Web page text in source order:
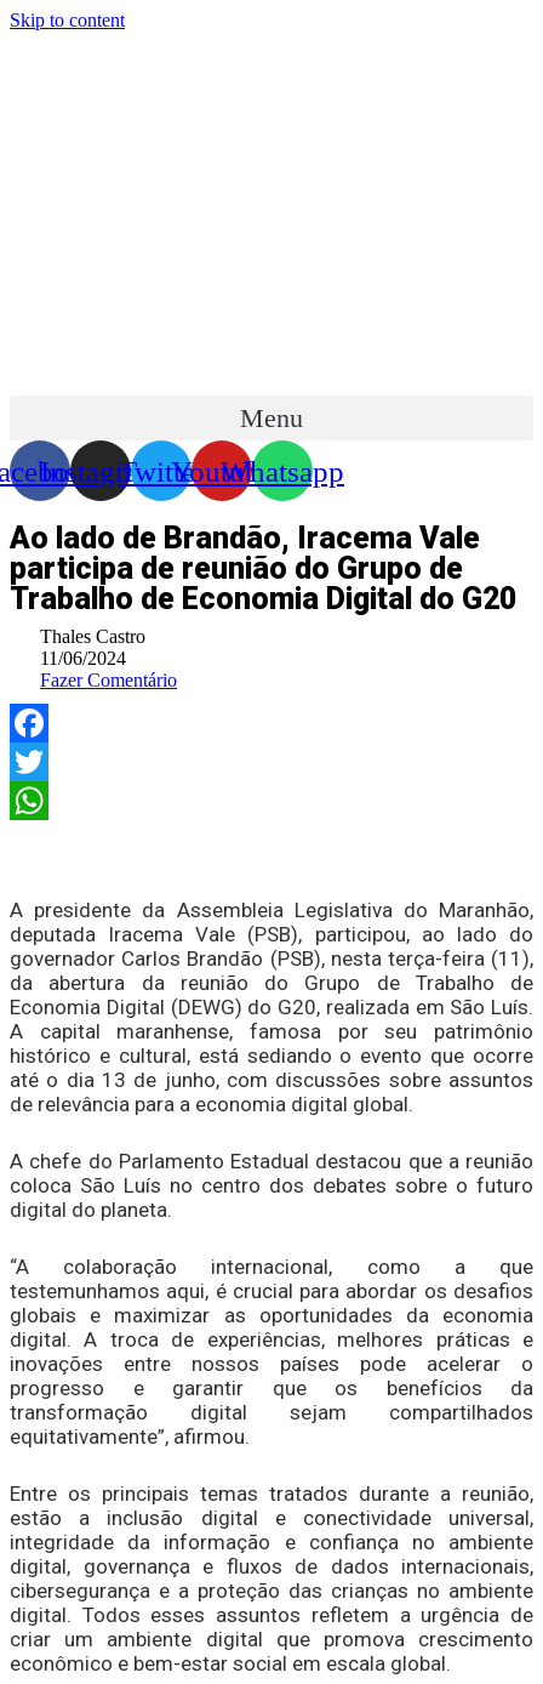
Skip to content
Menu
InstagramTwitterYoutubeWhatsapp
Ao lado de Brandão, Iracema Vale
participa de reunião do Grupo de
Trabalho de Economia Digital do G20
Thales Castro
11/06/2024
Fazer Comentário
Facebook
Twitter
A presidente da Assembleia Legislativa do Maranhão,
deputada Iracema Vale (PSB), participou, ao lado do
governador Carlos Brandão (PSB), nesta terça-feira (11),
da abertura da reunião do Grupo de Trabalho de
Economia Digital (DEWG) do G20, realizada em São Luís.
A capital maranhense, famosa por seu patrimônio
histórico e cultural, está sediando o evento que ocorre
até o dia 13 de junho, com discussões sobre assuntos
de relevância para a economia digital global.
A chefe do Parlamento Estadual destacou que a reunião
coloca São Luís no centro dos debates sobre o futuro
digital do planeta.
“A colaboração internacional, como a que
testemunhamos aqui, é crucial para abordar os desafios
globais e maximizar as oportunidades da economia
digital. A troca de experiências, melhores práticas e
inovações entre nossos países pode acelerar o
progresso e garantir que os benefícios da
transformação digital sejam compartilhados
equitativamente”, afirmou.
Entre os principais temas tratados durante a reunião,
estão a inclusão digital e conectividade universal,
integridade da informação e confiança no ambiente
digital, governança e fluxos de dados internacionais,
cibersegurança e a proteção das crianças no ambiente
digital. Todos esses assuntos refletem a urgência de
criar um ambiente digital que promova crescimento
econômico e bem-estar social em escala global.